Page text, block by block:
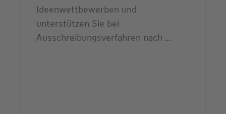
Ideenwettbewerben und
unterstützen Sie bei
Ausschreibungsverfahren nach …